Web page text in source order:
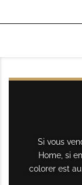
Si vous
Home, si
colorer est